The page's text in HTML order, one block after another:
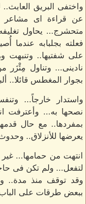
واختفى البريق
عن قراءة اى
متحشرج... يحاول
فعلته بجلبابه
على شفتيها.. وتنبهت
نادينى... وتناول
بجوار المغطس قائلا..
واستدار خارجاً...
نصحها به... وأعترفت
بمفردها.. مع حال
يعرضها للأنزلاق..
انتهت من حمامها... غير
لتفعل... ولم تكن فى
وقد توقف منذ مدة..
ببعض طرقات على